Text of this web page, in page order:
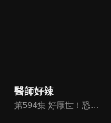
醫師好辣